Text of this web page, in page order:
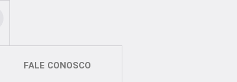
FALE CONOSCO